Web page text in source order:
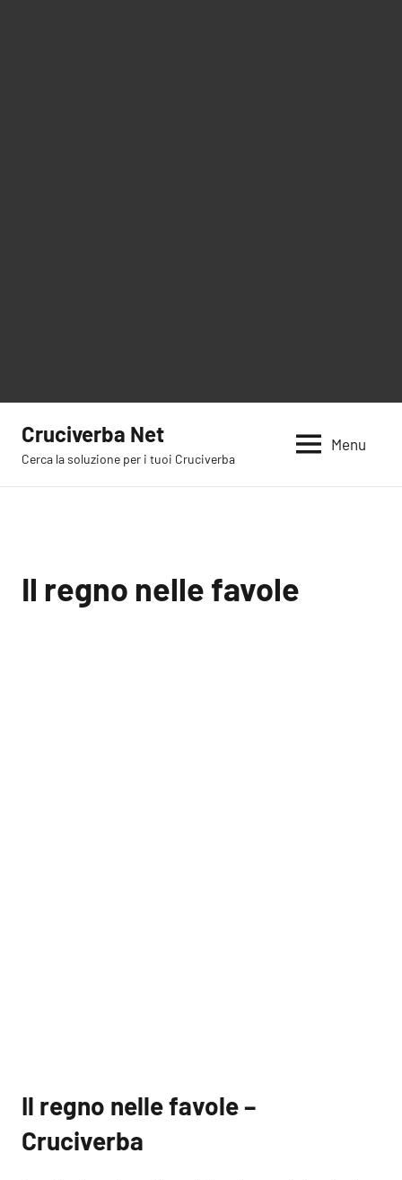
contenuto
Cruciverba Net
Cerca la soluzione per i tuoi Cruciverba
Menu
Il regno nelle favole
Il regno nelle favole –
Cruciverba